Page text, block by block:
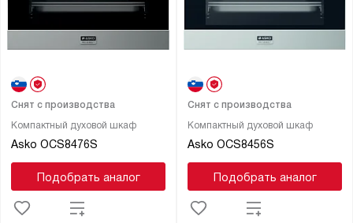
Компактный духовой шкаф
Asko OCS8476S
Снят с производства
Подобрать аналог
Компактный духовой шкаф
Asko OCS8456S
Снят с производства
Подобрать аналог